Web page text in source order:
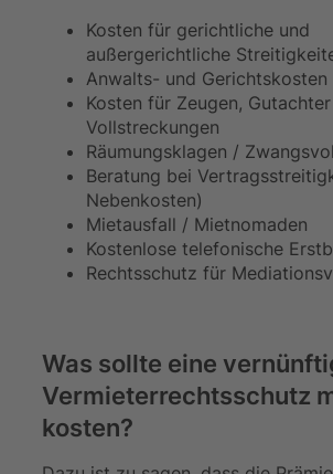
Kosten für gerichtliche und
außergerichtliche
Anwalts- und Gerichtskosten
Kosten für Zeugen,
Vollstreckungen
Räumungsklagen /
Beratung bei
Nebenkosten)
Mietausfall / Mietnomaden
Kostenlose telefonische
Rechtsschutz für
Was sollte eine
Vermieterrechtsschutz
kosten?